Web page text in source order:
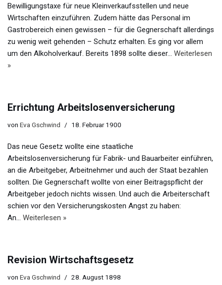
Bewilligungstaxe für neue Kleinverkaufsstellen und neue
Wirtschaften einzuführen. Zudem hätte das Personal im
Gastrobereich einen gewissen – für die Gegnerschaft allerdings
zu wenig weit gehenden – Schutz erhalten. Es ging vor allem
um den Alkoholverkauf. Bereits 1898 sollte dieser… Weiterlesen
»
Errichtung Arbeitslosenversicherung
von Eva Gschwind 18. Februar 1900
Das neue Gesetz wollte eine staatliche
Arbeitslosenversicherung für Fabrik- und Bauarbeiter einführen,
an die Arbeitgeber, Arbeitnehmer und auch der Staat bezahlen
sollten. Die Gegnerschaft wollte von einer Beitragspflicht der
Arbeitgeber jedoch nichts wissen. Und auch die Arbeiterschaft
schien vor den Versicherungskosten Angst zu haben:
An… Weiterlesen »
Revision Wirtschaftsgesetz
von Eva Gschwind 28. August 1898